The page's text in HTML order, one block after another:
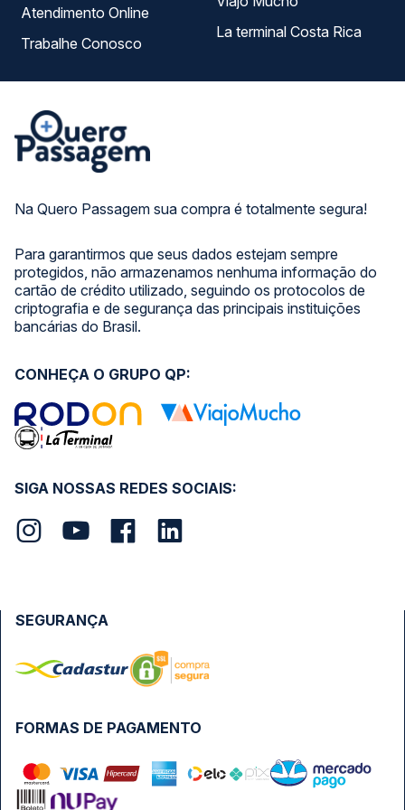
Na Quero Passagem sua compra é totalmente segura!
Para garantirmos que seus dados estejam sempre
protegidos, não armazenamos nenhuma informação do
cartão de crédito utilizado, seguindo os protocolos de
criptografia e de segurança das principais instituições
bancárias do Brasil.
Atendimento Online
Trabalhe Conosco
La terminal Costa Rica
SIGA NOSSAS REDES SOCIAIS:
CONHEÇA O GRUPO QP:
FORMAS DE PAGAMENTO
SEGURANÇA